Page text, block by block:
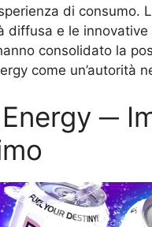
di consumo.
diffusa e le
consolidato la
come un’autorità
─